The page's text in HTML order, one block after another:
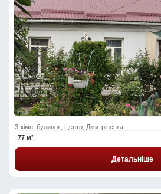
3-кімн. будинок, Центр, Дмитрівська
77 м²
Детальніше